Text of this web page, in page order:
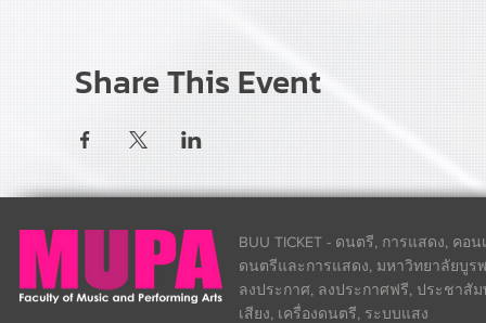
Share This Event
BUU TICKET - ดนตรี, การแสดง, คอ
ดนตรีและการแสดง, มหาวิทยาลัยบูร
ลงประกาศ, ลงประกาศฟรี, ประชาสั
เสียง, เครื่องดนตรี, ระบบแสง